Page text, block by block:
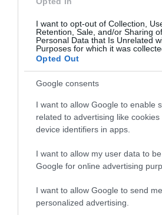
I want to opt-out of Collection,
Retention, Sale, and/or Sharing
Personal Data that Is Unrelated
Purposes for which it was
Opted Out
Google consents
I want to allow Google to enable
related to advertising like
device identifiers in apps.
I want to allow my user data to
Google for online advertising
I want to allow Google to send me
personalized advertising.
Posted on 02 Οκτ
καταρράκτη στην
“Υγεία πάνω
καταρράκτης